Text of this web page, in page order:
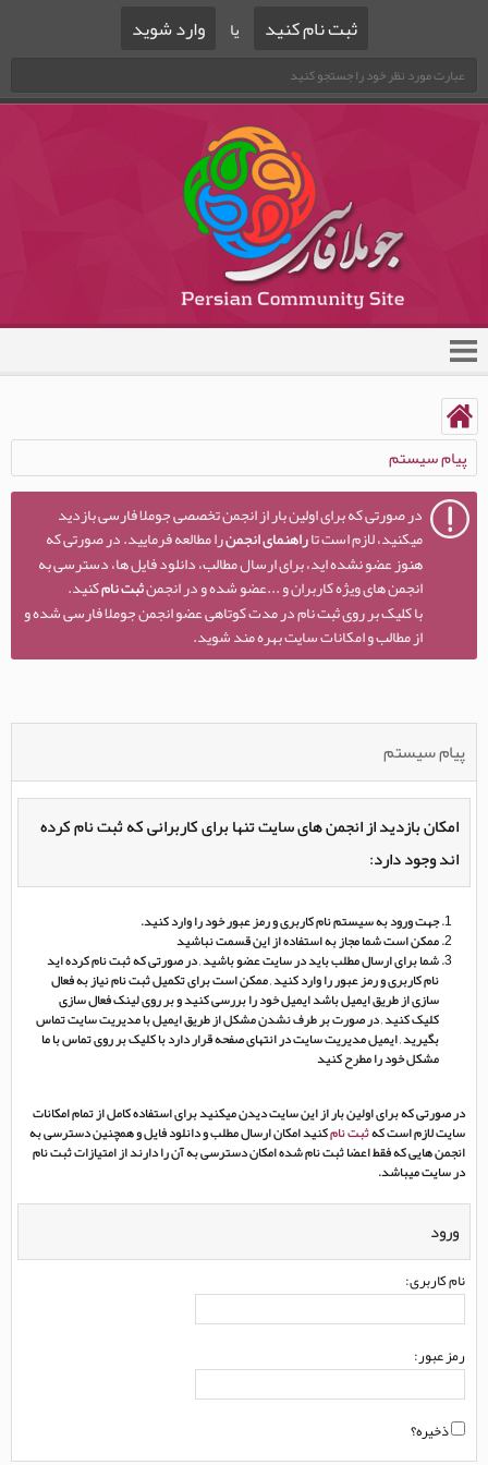
ثبت نام کنید یا وارد شوید
پیام سیستم
در صورتی که برای اولین بار از انجمن تخصصی جوملا فارسی بازدید
میکنید، لازم است تاراهنمای انجمنرا مطالعه فرمایید. در صورتی که
هنوز عضو نشده اید، برای ارسال مطالب، دانلود فایل ها، دسترسی به
انجمن های ویژه کاربران و ...عضو شده و در انجمنثبت نامکنید.
با کلیک بر روی ثبت نام در مدت کوتاهی عضو انجمن جوملا فارسی شده و
از مطالب و امکانات سایت بهره مند شوید.
پیام سیستم
امکان بازدید از انجمن های سایت تنها برای کاربرانی که ثبت نام کرده
اند وجود دارد:
جهت ورود به سیستم نام کاربری و رمز عبور خود را وارد کنید.
ممکن است شما مجاز به استفاده از این قسمت نباشید
شما برای ارسال مطلب باید در سایت عضو باشید , در صورتی که ثبت نام کرده اید
نام کاربری و رمز عبور را وارد کنید , ممکن است برای تکمیل ثبت نام نیاز به فعال
سازی از طریق ایمیل باشد ایمیل خود را بررسی کنید و بر روی لینک فعال سازی
کلیک کنید , در صورت بر طرف نشدن مشکل از طریق ایمیل با مدیریت سایت تماس
بگیرید , ایمیل مدیریت سایت در انتهای صفحه قرار دارد با کلیک بر روی تماس با ما
مشکل خود را مطرح کنید
در صورتی که برای اولین بار از این سایت دیدن میکنید برای استفاده کامل از تمام امکانات
سایت لازم است کهثبت نامکنید امکان ارسال مطلب و دانلود فایل و همچنین دسترسی به
انجمن هایی که فقط اعضا ثبت نام شده امکان دسترسی به آن را دارند از امتیازات ثبت نام
در سایت میباشد.
ورود
نام کاربری:
رمز عبور:
ذخیره؟